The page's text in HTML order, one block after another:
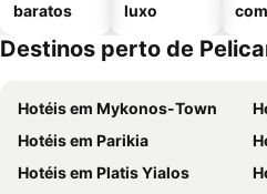
baratos
luxo
com
Destinos perto de
Hotéis em Mykonos-Town
Hotéis em Parikia
Hotéis em Platis Yialos